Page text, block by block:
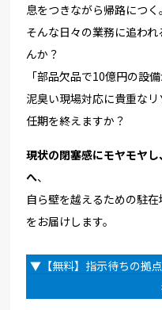
息をつきながら帰路につく。
そんな日々の業務に追わ
んか？
「部品欠品で10億円の設
泥臭い現場対応に貴重な
任期を終えますか？
現状の閉塞感にモヤモヤ
へ、
自ら壁を越えるための駐在
をお届けします。
▼【無料】指示待ちの拠